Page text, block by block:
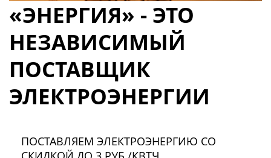
«ЭНЕРГИЯ» - ЭТО
НЕЗАВИСИМЫЙ
ПОСТАВЩИК
ЭЛЕКТРОЭНЕРГИИ
ПОСТАВЛЯЕМ ЭЛЕКТРОЭНЕРГИЮ СО